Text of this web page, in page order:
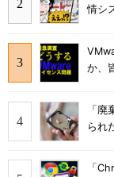
情シ
か、
「
られ
「